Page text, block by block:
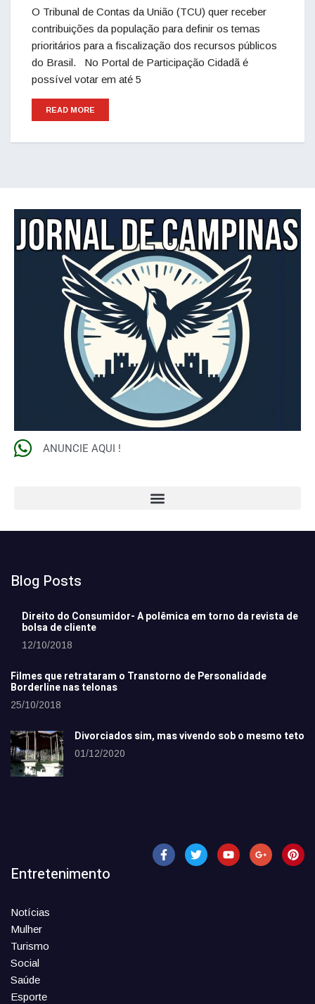
O Tribunal de Contas da União (TCU) quer receber
contribuições da população para definir os temas
prioritários para a fiscalização dos recursos públicos
do Brasil. No Portal de Participação Cidadã é
possível votar em até 5
READ MORE
ANUNCIE AQUI !
Blog Posts
Direito do Consumidor- A polêmica em torno da revista de
bolsa de cliente
12/10/2018
Filmes que retrataram o Transtorno de Personalidade
Borderline nas telonas
25/10/2018
Divorciados sim, mas vivendo sob o mesmo teto
01/12/2020
Entretenimento
Notícias
Mulher
Turismo
Social
Saúde
Esporte